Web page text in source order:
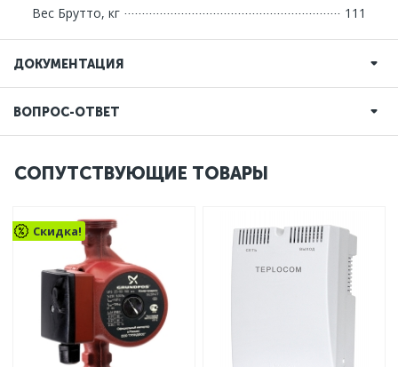
Вес Брутто, кг
111
ДОКУМЕНТАЦИЯ
ВОПРОС-ОТВЕТ
СОПУТСТВУЮЩИЕ ТОВАРЫ
Скидка!